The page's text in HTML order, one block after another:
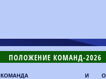
ПОЛОЖЕНИЕ КОМАНД-2026
КОМАНДА И О